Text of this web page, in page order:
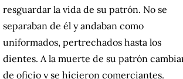
resguardar la vida de su patrón. No se
separaban de él y andaban como
uniformados, pertrechados hasta los
dientes. A la muerte de su patrón
de oficio y se hicieron comerciantes.